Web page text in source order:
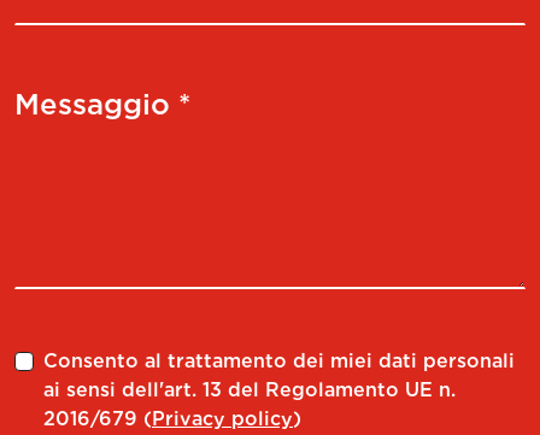
Messaggio *
Consento al trattamento dei miei dati personali
ai sensi dell'art. 13 del Regolamento UE n.
2016/679 (Privacy policy)